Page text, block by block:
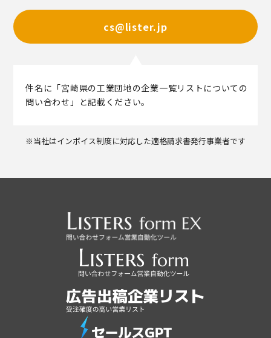
cs@lister.jp
件名に「宮崎県の工業団地の企業一覧リストについての
問い合わせ」と記載ください。
※当社はインボイス制度に対応した適格請求書発行事業者です